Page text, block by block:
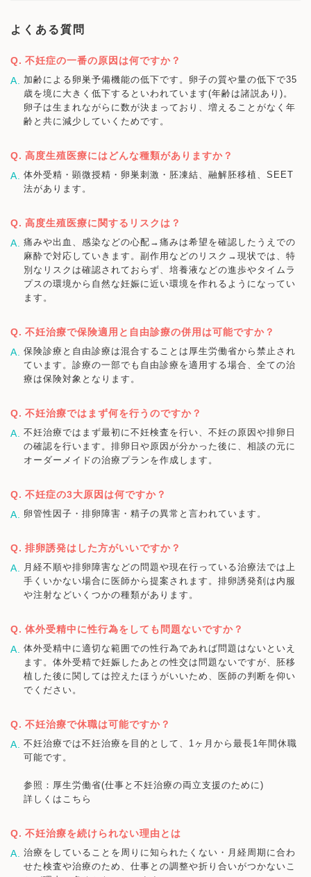
よくある質問
不妊症の一番の原因は何ですか？
加齢による卵巣予備機能の低下です。卵子の質や量の低下で35
歳を境に大きく低下するといわれています(年齢は諸説あり)。
卵子は生まれながらに数が決まっており、増えることがなく年
齢と共に減少していくためです。
高度生殖医療にはどんな種類がありますか？
体外受精・顕微授精・卵巣刺激・胚凍結、融解胚移植、SEET
法があります。
高度生殖医療に関するリスクは？
痛みや出血、感染などの心配→痛みは希望を確認したうえでの
麻酔で対応していきます。副作用などのリスク→現状では、特
別なリスクは確認されておらず、培養液などの進歩やタイムラ
プスの環境から自然な妊娠に近い環境を作れるようになってい
ます。
不妊治療で保険適用と自由診療の併用は可能ですか？
保険診療と自由診療は混合することは厚生労働省から禁止され
ています。診療の一部でも自由診療を適用する場合、全ての治
療は保険対象となります。
不妊治療ではまず何を行うのですか？
不妊治療ではまず最初に不妊検査を行い、不妊の原因や排卵日
の確認を行います。排卵日や原因が分かった後に、相談の元に
オーダーメイドの治療プランを作成します。
不妊症の3大原因は何ですか？
卵管性因子・排卵障害・精子の異常と言われています。
排卵誘発はした方がいいですか？
月経不順や排卵障害などの問題や現在行っている治療法では上
手くいかない場合に医師から提案されます。排卵誘発剤は内服
や注射などいくつかの種類があります。
体外受精中に性行為をしても問題ないですか？
体外受精中に適切な範囲での性行為であれば問題はないといえ
ます。体外受精で妊娠したあとの性交は問題ないですが、胚移
植した後に関しては控えたほうがいいため、医師の判断を仰い
でください。
不妊治療で休職は可能ですか？
不妊治療では不妊治療を目的として、1ヶ月から最長1年間休職
可能です。
参照：厚生労働省(仕事と不妊治療の両立支援のために)
詳しくはこちら
不妊治療を続けられない理由とは
治療をしていることを周りに知られたくない・月経周期に合わ
せた検査や治療のため、仕事との調整や折り合いがつかないこ